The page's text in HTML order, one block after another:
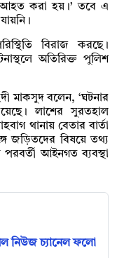
আহত করা হয়।’ তবে এ
বিরাজ করছে।
অতিরিক্ত পুলিশ
মাকসুদ বলেন, ‘ঘটনার
লাশের সুরতহাল
থানায় বেতার বার্তা
জড়িতদের বিষয়ে তথ্য
আইনগত ব্যবস্থা
নিউজ চ্যানেল ফলো